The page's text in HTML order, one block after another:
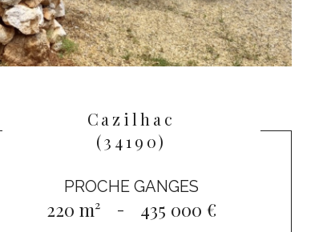
Cazilhac
(34190)
PROCHE GANGES
220 m² - 435 000 €